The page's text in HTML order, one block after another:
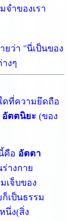
จำของเรา
ว่า "นี่เป็นของ
งๆ
ดที่ความยึดถือ
อัตตนิยะ (ของ
คือ อัตตา
างกาย
เจ็บของ
เป็นธรรม
นึ่ง(สิ่ง